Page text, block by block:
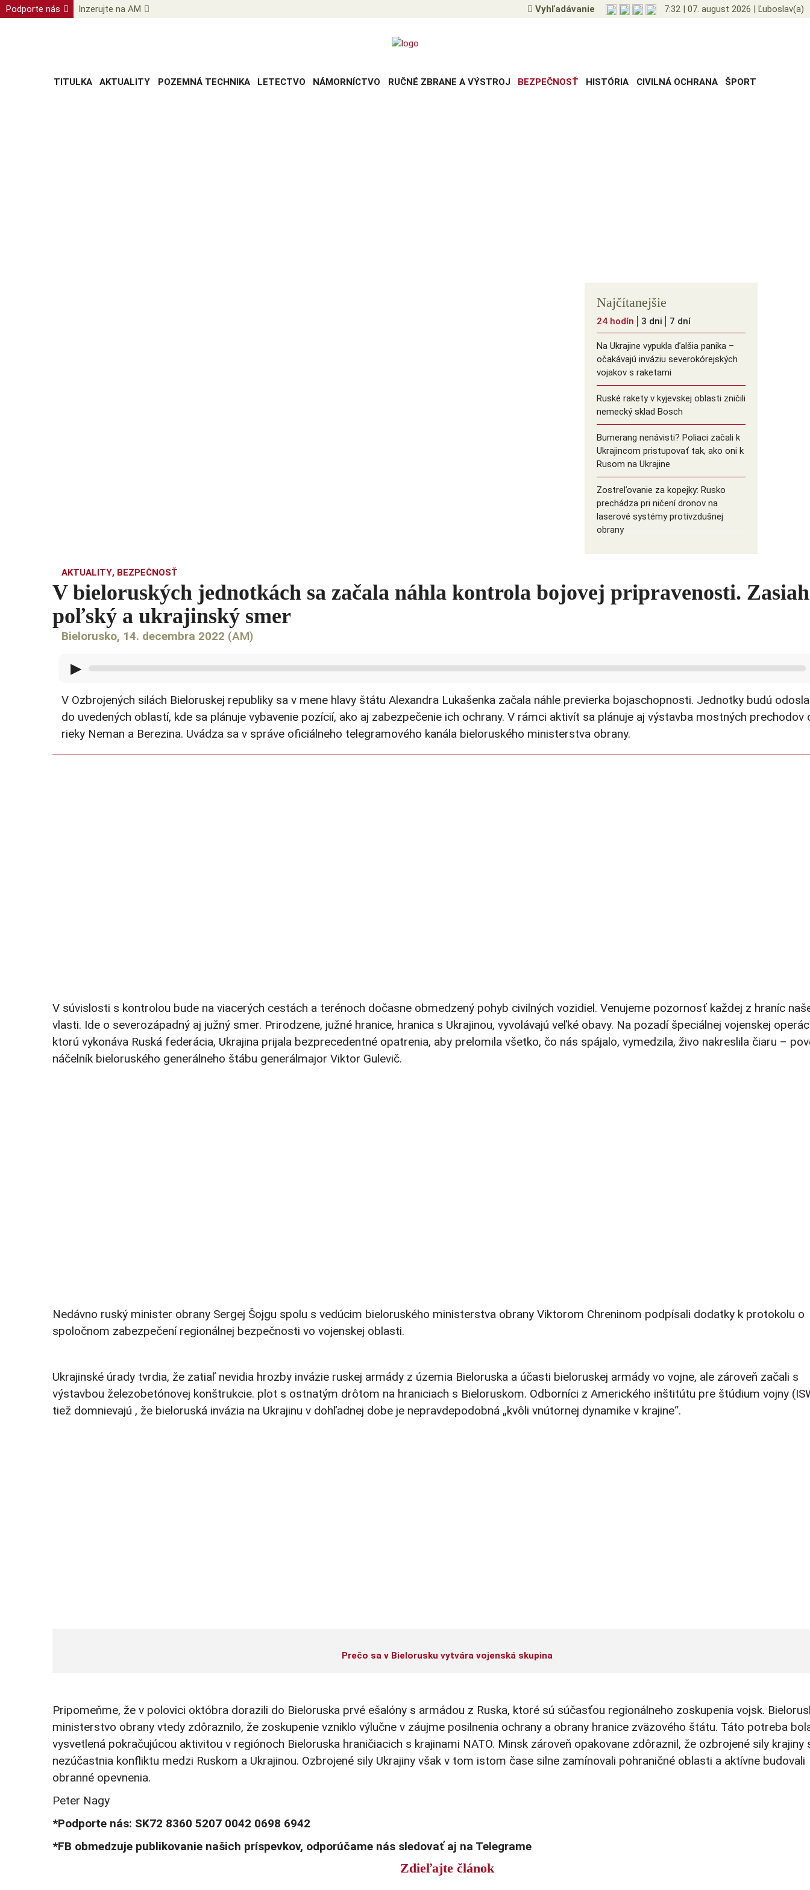
Podporte nás Inzerujte na AM Vyhľadávanie 7:32 | 07. august 2026 | Ľuboslav(a)
TITULKA AKTUALITY POZEMNÁ TECHNIKA LETECTVO NÁMORNÍCTVO RUČNÉ ZBRANE A VÝSTROJ BEZPEČNOSŤ HISTÓRIA CIVILNÁ OCHRANA ŠPORT
Najčítanejšie
24 hodín 3 dni 7 dní
Na Ukrajine vypukla ďalšia panika –
očakávajú inváziu severokórejských
vojakov s raketami
Ruské rakety v kyjevskej oblasti zničili
nemecký sklad Bosch
Bumerang nenávisti? Poliaci začali k
Ukrajincom pristupovať tak, ako oni k
Rusom na Ukrajine
Zostreľovanie za kopejky: Rusko
prechádza pri ničení dronov na
laserové systémy protivzdušnej
obrany
AKTUALITY, BEZPEČNOSŤ
V bieloruských jednotkách sa začala náhla kontrola bojovej pripravenosti.
poľský a ukrajinský smer
Bielorusko, 14. decembra 2022 (AM)
▶
V Ozbrojených silách Bieloruskej republiky sa v mene hlavy štátu Alexandra Lukašenka začala náhle previerka bojaschopnosti. Jednotky budú
do uvedených oblastí, kde sa plánuje vybavenie pozícií, ako aj zabezpečenie ich ochrany. V rámci aktivít sa plánuje aj výstavba mostných prechodov
rieky Neman a Berezina. Uvádza sa v správe oficiálneho telegramového kanála bieloruského ministerstva obrany.
V súvislosti s kontrolou bude na viacerých cestách a terénoch dočasne obmedzený pohyb civilných vozidiel. Venujeme pozornosť každej z hraníc
vlasti. Ide o severozápadný aj južný smer. Prirodzene, južné hranice, hranica s Ukrajinou, vyvolávajú veľké obavy. Na pozadí špeciálnej vojenskej
ktorú vykonáva Ruská federácia, Ukrajina prijala bezprecedentné opatrenia, aby prelomila všetko, čo nás spájalo, vymedzila, živo nakreslila čiaru –
náčelník bieloruského generálneho štábu generálmajor Viktor Gulevič.
Nedávno ruský minister obrany Sergej Šojgu spolu s vedúcim bieloruského ministerstva obrany Viktorom Chreninom podpísali dodatky k protokolu o
spoločnom zabezpečení regionálnej bezpečnosti vo vojenskej oblasti.
Ukrajinské úrady tvrdia, že zatiaľ nevidia hrozby invázie ruskej armády z územia Bieloruska a účasti bieloruskej armády vo vojne, ale zároveň začali s
výstavbou železobetónovej konštrukcie. plot s ostnatým drôtom na hraniciach s Bieloruskom. Odborníci z Amerického inštitútu pre štúdium vojny
tiež domnievajú , že bieloruská invázia na Ukrajinu v dohľadnej dobe je nepravdepodobná „kvôli vnútornej dynamike v krajine“.
Prečo sa v Bielorusku vytvára vojenská skupina
Pripomeňme, že v polovici októbra dorazili do Bieloruska prvé ešalóny s armádou z Ruska, ktoré sú súčasťou regionálneho zoskupenia vojsk.
ministerstvo obrany vtedy zdôraznilo, že zoskupenie vzniklo výlučne v záujme posilnenia ochrany a obrany hranice zväzového štátu. Táto potreba
vysvetlená pokračujúcou aktivitou v regiónoch Bieloruska hraničiacich s krajinami NATO. Minsk zároveň opakovane zdôraznil, že ozbrojené sily krajiny
nezúčastnia konfliktu medzi Ruskom a Ukrajinou. Ozbrojené sily Ukrajiny však v tom istom čase silne zamínovali pohraničné oblasti a aktívne budovali
obranné opevnenia.
Peter Nagy
*Podporte nás: SK72 8360 5207 0042 0698 6942
*FB obmedzuje publikovanie našich príspevkov, odporúčame nás sledovať aj na Telegrame
Zdieľajte článok